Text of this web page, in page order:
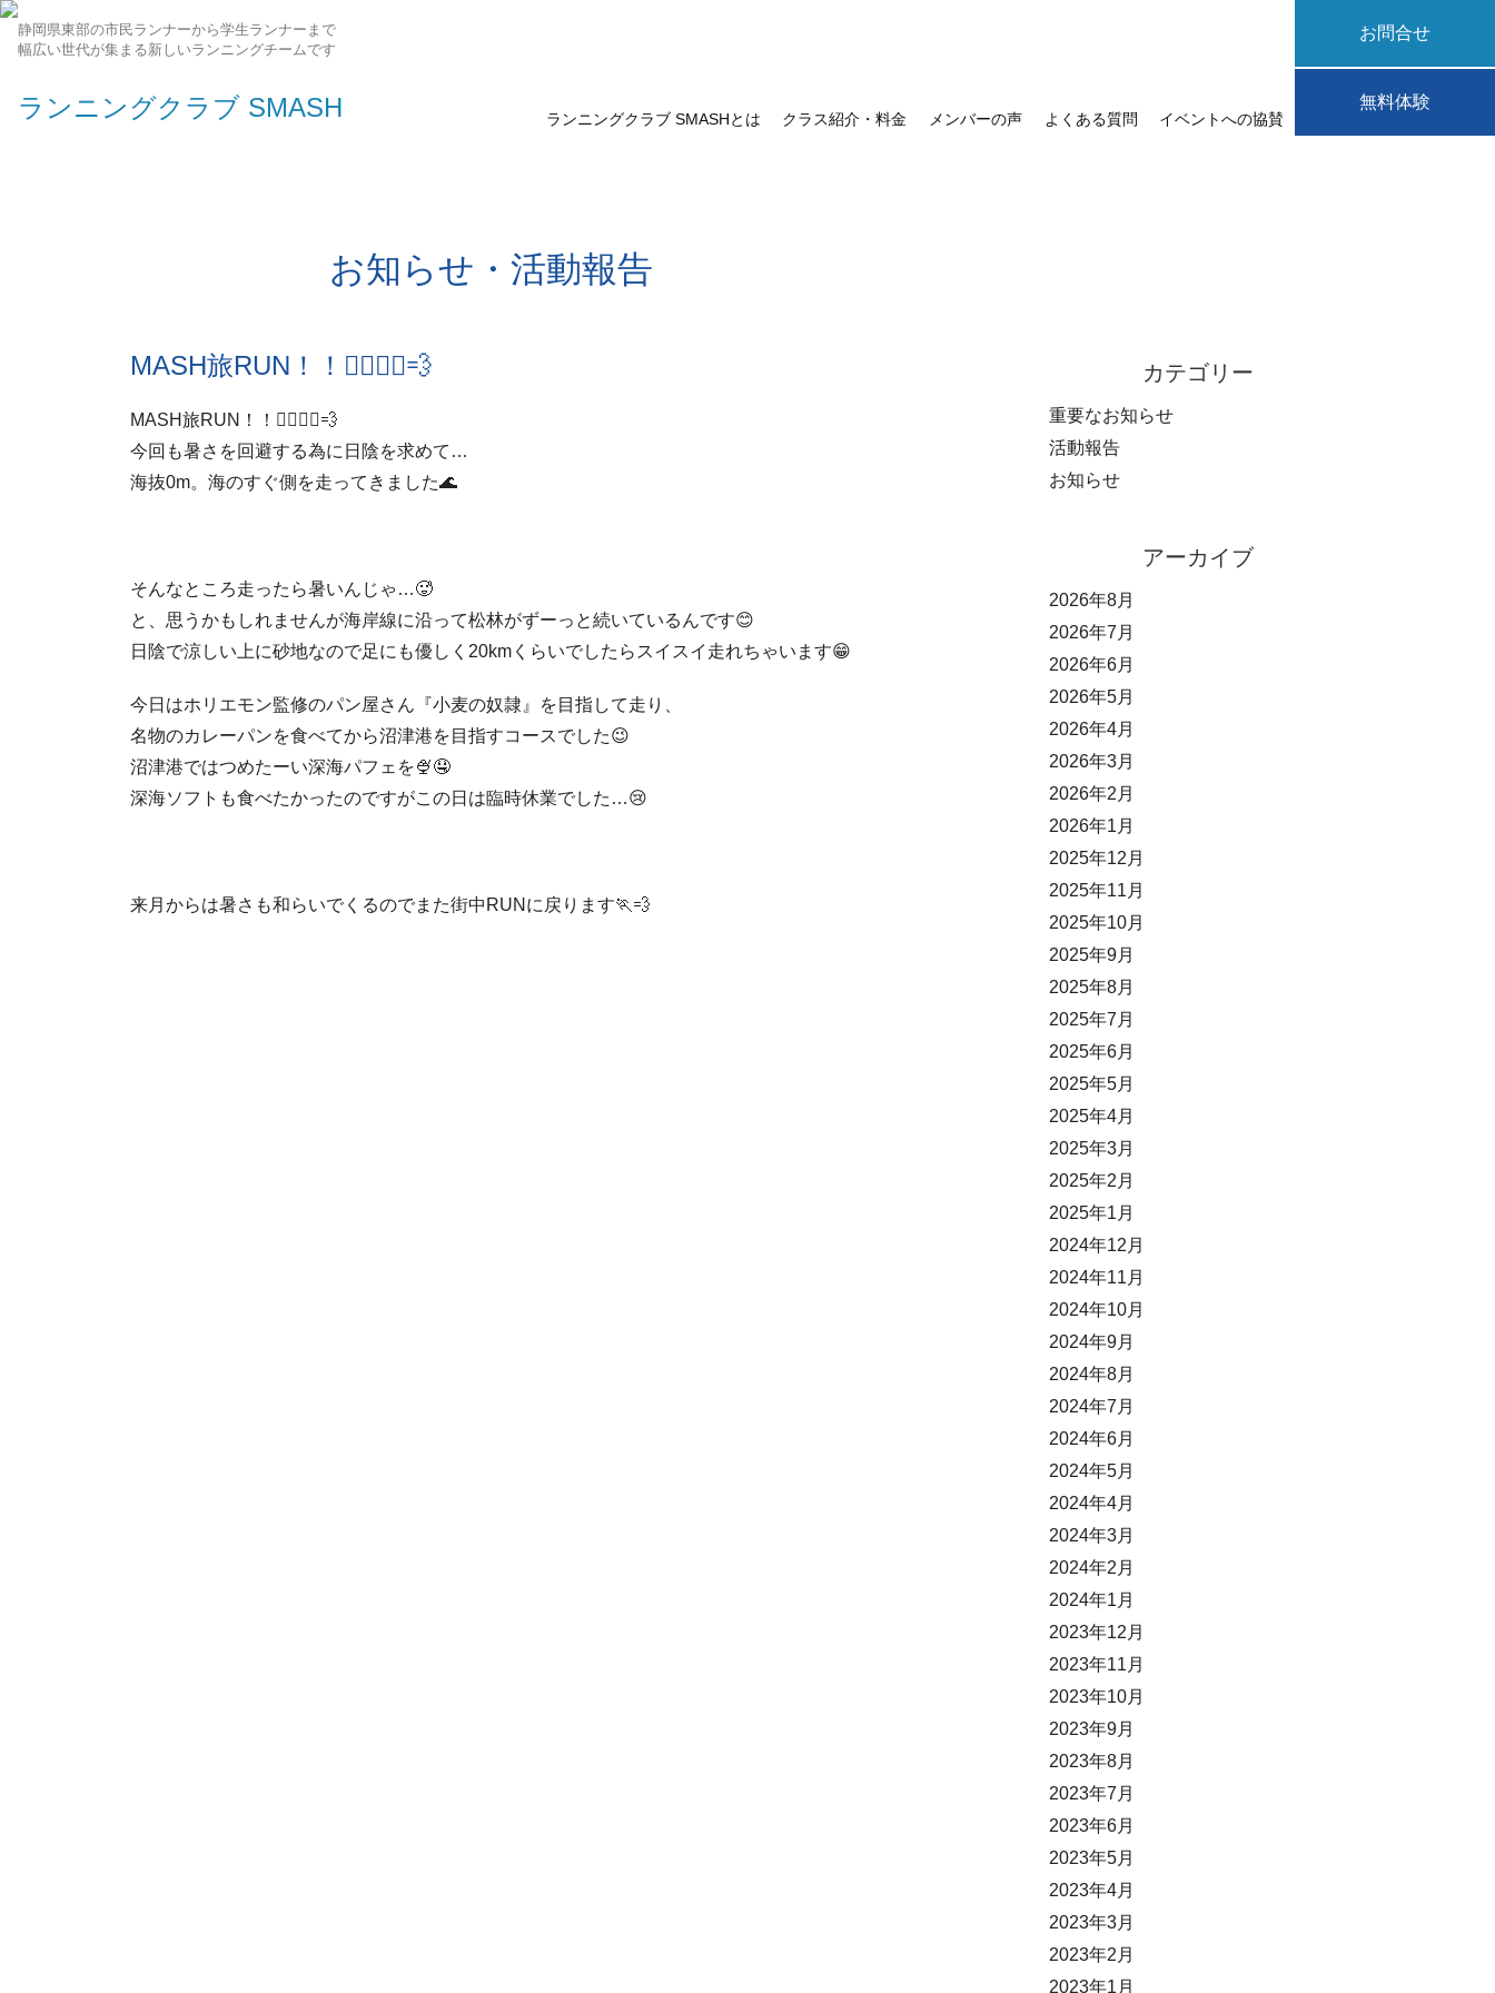
ランニングクラブ SMASHとは クラス紹介・料金 メンバーの声 よくある質問 イベントへの協賛
ランニングクラブ SMASH
静岡県東部の市民ランナーから学生ランナーまで
幅広い世代が集まる新しいランニングチームです
お問合せ
無料体験
お知らせ・活動報告
MASH旅RUN！！🏃‍♂️🏃‍♂️💨
MASH旅RUN！！🏃‍♂️🏃‍♂️💨
今回も暑さを回避する為に日陰を求めて…
海抜0m。海のすぐ側を走ってきました🌊
そんなところ走ったら暑いんじゃ…🥵
と、思うかもしれませんが海岸線に沿って松林がずーっと続いているんです😊
日陰で涼しい上に砂地なので足にも優しく20kmくらいでしたらスイスイ走れちゃいます😁
今日はホリエモン監修のパン屋さん『小麦の奴隷』を目指して走り、
名物のカレーパンを食べてから沼津港を目指すコースでした😉
沼津港ではつめたーい深海パフェを🍨🤤
深海ソフトも食べたかったのですがこの日は臨時休業でした…😢
来月からは暑さも和らいでくるのでまた街中RUNに戻ります🏃‍💨
カテゴリー
重要なお知らせ
活動報告
お知らせ
アーカイブ
2026年8月
2026年7月
2026年6月
2026年5月
2026年4月
2026年3月
2026年2月
2026年1月
2025年12月
2025年11月
2025年10月
2025年9月
2025年8月
2025年7月
2025年6月
2025年5月
2025年4月
2025年3月
2025年2月
2025年1月
2024年12月
2024年11月
2024年10月
2024年9月
2024年8月
2024年7月
2024年6月
2024年5月
2024年4月
2024年3月
2024年2月
2024年1月
2023年12月
2023年11月
2023年10月
2023年9月
2023年8月
2023年7月
2023年6月
2023年5月
2023年4月
2023年3月
2023年2月
2023年1月